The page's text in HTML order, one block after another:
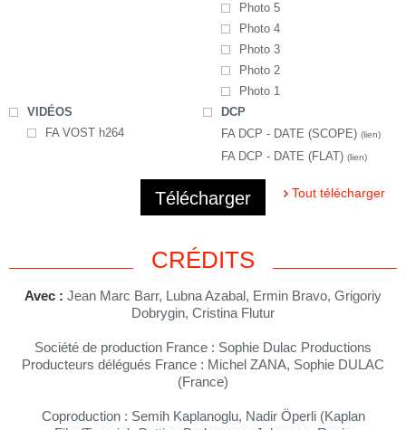
Photo 5
Photo 4
Photo 3
Photo 2
Photo 1
VIDÉOS
FA VOST h264
DCP
FA DCP - DATE (SCOPE) (lien)
FA DCP - DATE (FLAT) (lien)
Télécharger Tout télécharger
CRÉDITS
Avec : Jean Marc Barr, Lubna Azabal, Ermin Bravo, Grigoriy
Dobrygin, Cristina Flutur
Société de production France : Sophie Dulac Productions
Producteurs délégués France : Michel ZANA, Sophie DULAC
(France)
Coproduction : Semih Kaplanoglu, Nadir Öperli (Kaplan